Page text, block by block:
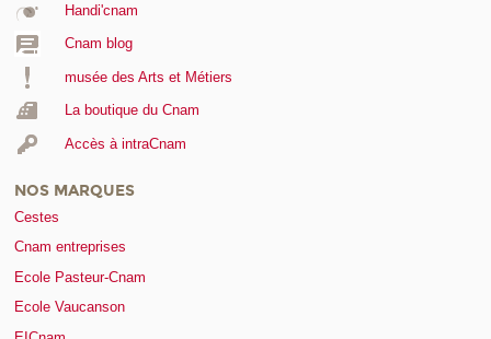
Handi'cnam
Cnam blog
musée des Arts et Métiers
La boutique du Cnam
Accès à intraCnam
NOS MARQUES
Cestes
Cnam entreprises
Ecole Pasteur-Cnam
Ecole Vaucanson